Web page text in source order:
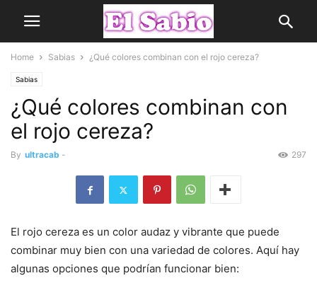
Home Sabias ¿Qué colores combinan con el rojo cereza?
Sabias
¿Qué colores combinan con
el rojo cereza?
By ultracab - 297
El rojo cereza es un color audaz y vibrante que puede
combinar muy bien con una variedad de colores. Aquí hay
algunas opciones que podrían funcionar bien: